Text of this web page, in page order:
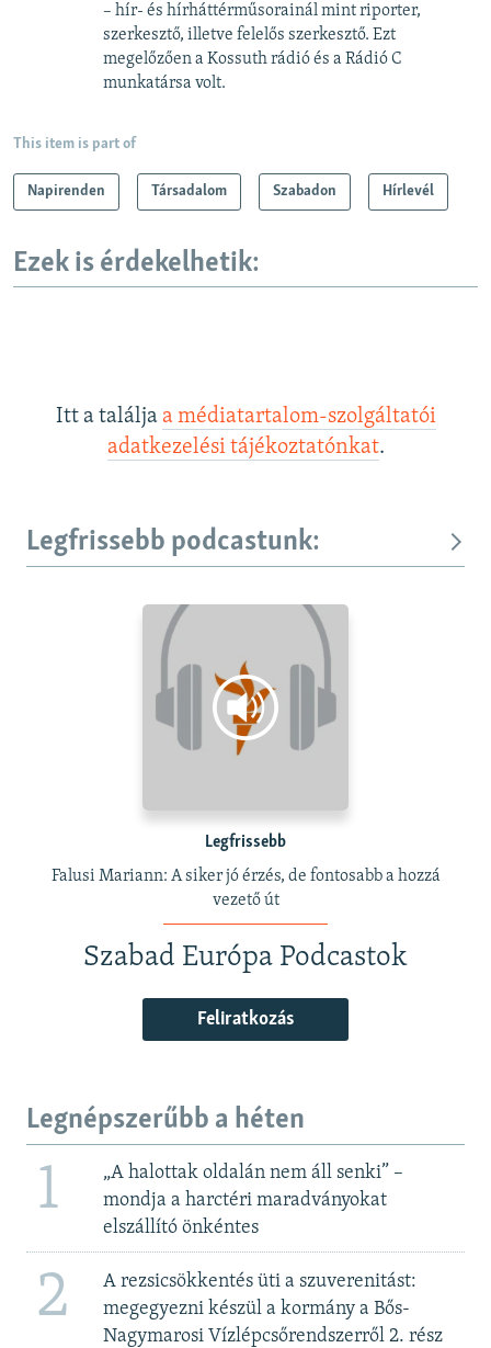
– hír- és hírháttérműsorainál mint riporter,
szerkesztő, illetve felelős szerkesztő. Ezt
megelőzően a Kossuth rádió és a Rádió C
munkatársa volt.
This item is part of
Napirenden Társadalom Szabadon Hírlevél
Ezek is érdekelhetik:
Itt a találja a médiatartalom-szolgáltatói
adatkezelési tájékoztatónkat.
Legfrissebb podcastunk:
Legfrissebb
Falusi Mariann: A siker jó érzés, de fontosabb a hozzá
vezető út
Szabad Európa Podcastok
Feliratkozás
Legnépszerűbb a héten
1
„A halottak oldalán nem áll senki” –
mondja a harctéri maradványokat
elszállító önkéntes
2
A rezsicsökkentés üti a szuverenitást:
megegyezni készül a kormány a Bős-
Nagymarosi Vízlépcsőrendszerről 2. rész